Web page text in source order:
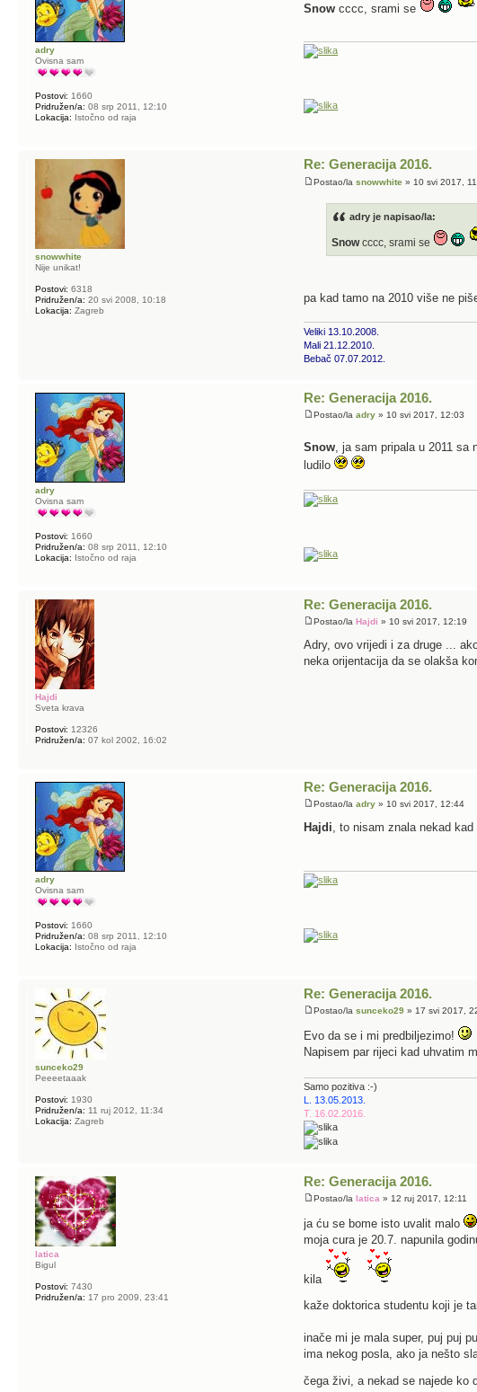
Snow cccc, srami se
adry
Ovisna sam
Postovi: 1660
Pridružen/a: 08 srp 2011, 12:10
Lokacija: Istočno od raja
Re: Generacija 2016.
Postao/lasnowwhite » 10 svi 2017,
adry je napisao/la:
Snowcccc, srami se
pa kad tamo na 2010 više ne
Veliki 13.10.2008.
Mali 21.12.2010.
Bebač 07.07.2012.
snowwhite
Nije unikat!
Postovi: 6318
Pridružen/a: 20 svi 2008, 10:18
Lokacija: Zagreb
Re: Generacija 2016.
Postao/laadry » 10 svi 2017, 12:03
Snow, ja sam pripala u 2011 sa
ludilo
adry
Ovisna sam
Postovi: 1660
Pridružen/a: 08 srp 2011, 12:10
Lokacija: Istočno od raja
Re: Generacija 2016.
Postao/laHajdi » 10 svi 2017, 12:19
Adry, ovo vrijedi i za druge ...
neka orijentacija da se olakša
Hajdi
Sveta krava
Postovi: 12326
Pridružen/a: 07 kol 2002, 16:02
Re: Generacija 2016.
Postao/laadry » 10 svi 2017, 12:44
Hajdi, to nisam znala nekad
adry
Ovisna sam
Postovi: 1660
Pridružen/a: 08 srp 2011, 12:10
Lokacija: Istočno od raja
Re: Generacija 2016.
Postao/lasunceko29 » 17 svi 2017,
Evo da se i mi predbiljezimo!
Napisem par rijeci kad uhvatim
Samo pozitiva :-)
L. 13.05.2013.
T. 16.02.2016.
sunceko29
Peeeetaaak
Postovi: 1930
Pridružen/a: 11 ruj 2012, 11:34
Lokacija: Zagreb
Re: Generacija 2016.
Postao/lalatica » 12 ruj 2017, 12:11
ja ću se bome isto uvalit malo
moja cura je 20.7. napunila
kila
kaže doktorica studentu koji je
inače mi je mala super, puj puj
ima nekog posla, ako ja nešto
čega živi, a nekad se najede ko
latica
Bigul
Postovi: 7430
Pridružen/a: 17 pro 2009, 23:41